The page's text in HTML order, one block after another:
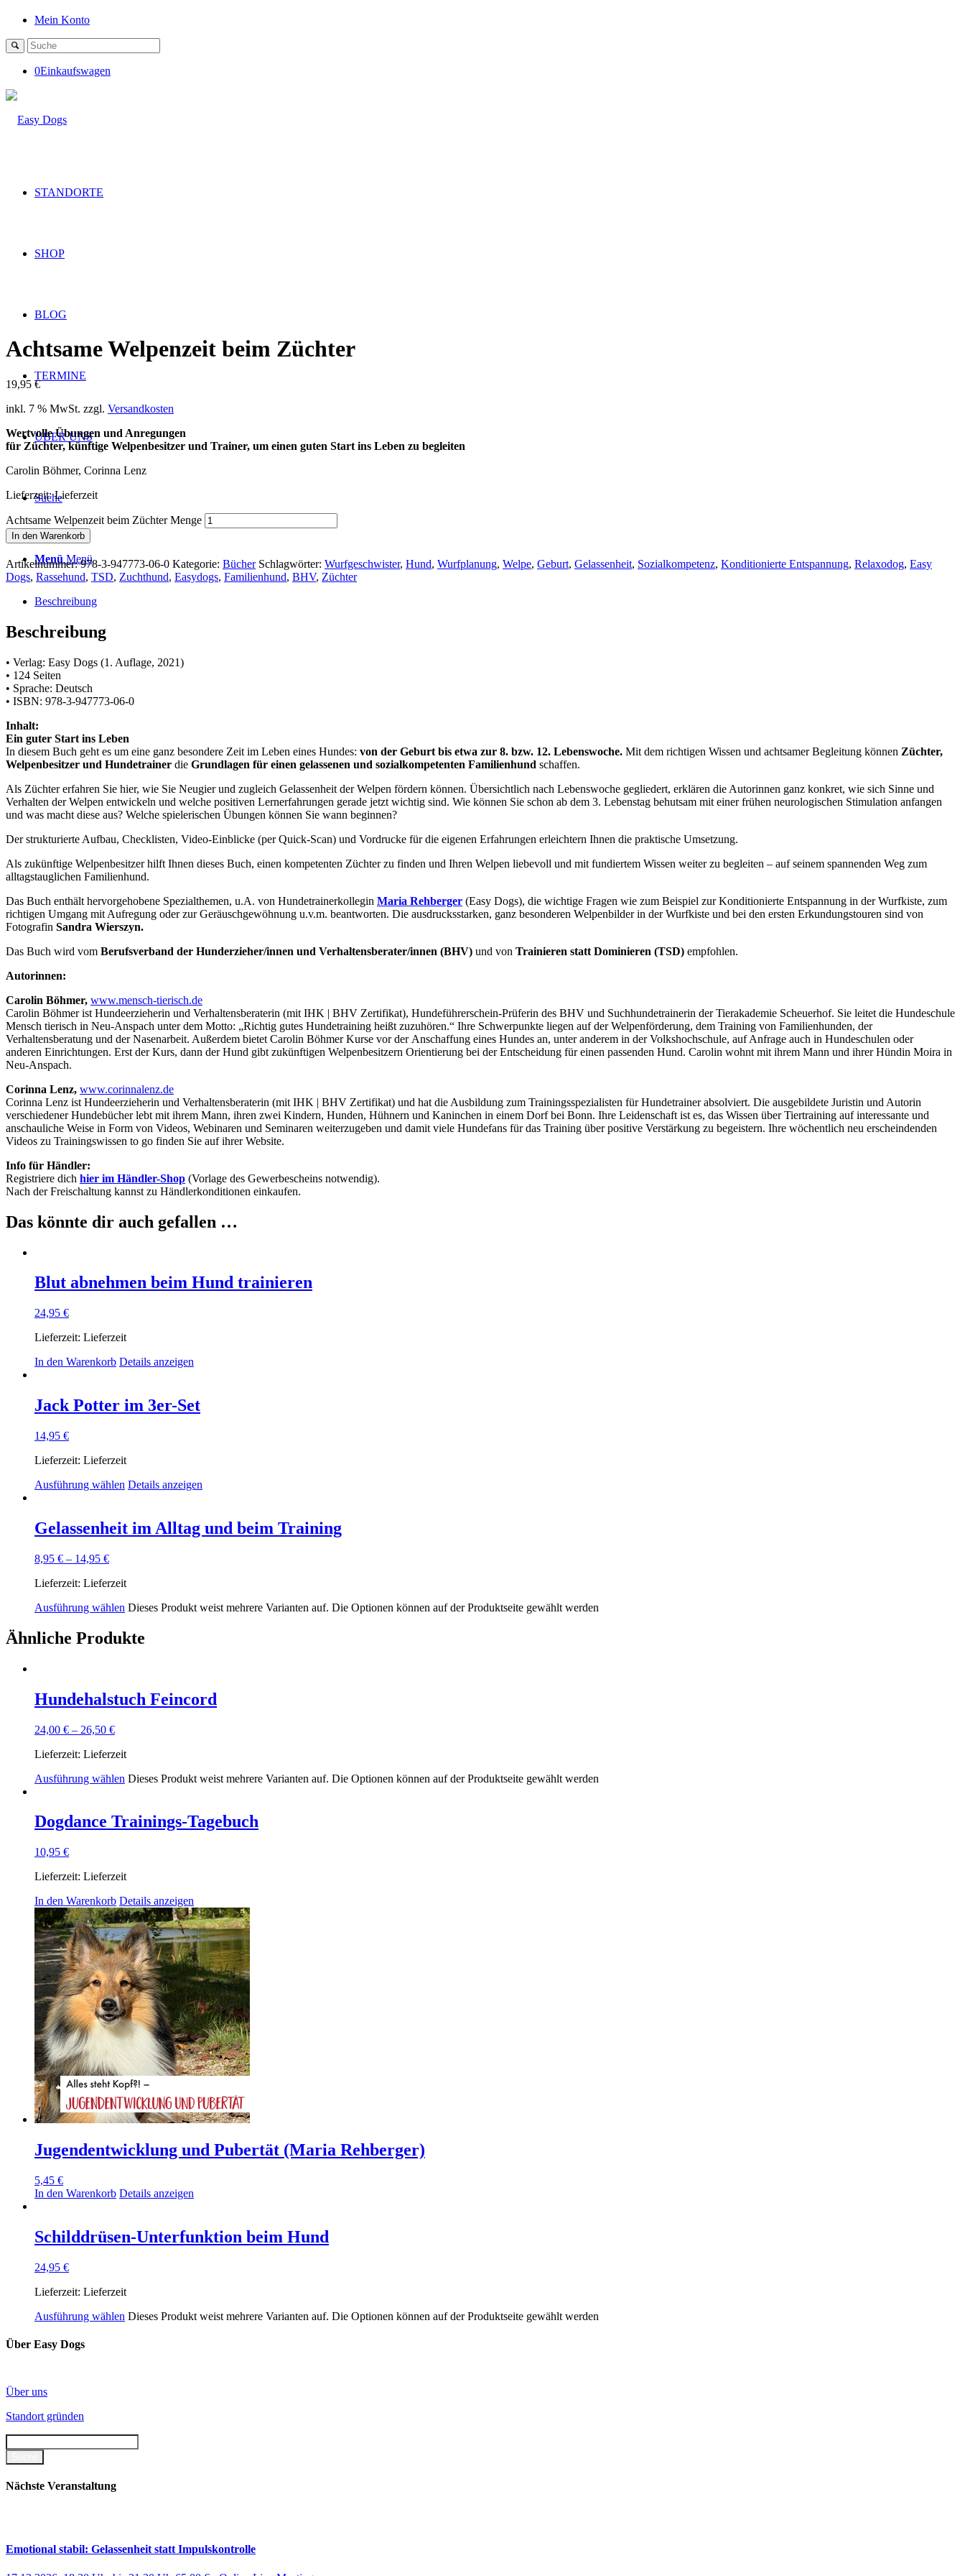
Mein Konto
0Einkaufswagen
STANDORTE
SHOP
BLOG
TERMINE
ÜBER UNS
Suche
Menü Menü
Achtsame Welpenzeit beim Züchter
19,95 €
inkl. 7 % MwSt. zzgl. Versandkosten
Wertvolle Übungen und Anregungen
für Züchter, künftige Welpenbesitzer und Trainer, um einen guten Start ins Leben zu begleiten
Carolin Böhmer, Corinna Lenz
Lieferzeit:Lieferzeit
Achtsame Welpenzeit beim Züchter Menge
In den Warenkorb
Artikelnummer:978-3-947773-06-0 Kategorie: Bücher Schlagwörter: Wurfgeschwister, Hund, Wurfplanung, Welpe, Geburt, Gelassenheit, Sozialkompetenz, Konditionierte Entspannung, Relaxodog, Easy
Dogs, Rassehund, TSD, Zuchthund, Easydogs, Familienhund, BHV, Züchter
Beschreibung
Beschreibung
• Verlag: Easy Dogs (1. Auflage, 2021)
• 124 Seiten
• Sprache: Deutsch
• ISBN: 978-3-947773-06-0
Inhalt:
Ein guter Start ins Leben
In diesem Buch geht es um eine ganz besondere Zeit im Leben eines Hundes: von der Geburt bis etwa zur 8. bzw. 12. Lebenswoche. Mit dem richtigen Wissen und achtsamer Begleitung können Züchter,
Welpenbesitzer und Hundetrainer die Grundlagen für einen gelassenen und sozialkompetenten Familienhund schaffen.
Als Züchter erfahren Sie hier, wie Sie Neugier und zugleich Gelassenheit der Welpen fördern können. Übersichtlich nach Lebenswoche gegliedert, erklären die Autorinnen ganz konkret, wie sich Sinne und
Verhalten der Welpen entwickeln und welche positiven Lernerfahrungen gerade jetzt wichtig sind. Wie können Sie schon ab dem 3. Lebenstag behutsam mit einer frühen neurologischen Stimulation anfangen
und was macht diese aus? Welche spielerischen Übungen können Sie wann beginnen?
Der strukturierte Aufbau, Checklisten, Video-Einblicke (per Quick-Scan) und Vordrucke für die eigenen Erfahrungen erleichtern Ihnen die praktische Umsetzung.
Als zukünftige Welpenbesitzer hilft Ihnen dieses Buch, einen kompetenten Züchter zu finden und Ihren Welpen liebevoll und mit fundiertem Wissen weiter zu begleiten – auf seinem spannenden Weg zum
alltagstauglichen Familienhund.
Das Buch enthält hervorgehobene Spezialthemen, u.A. von Hundetrainerkollegin Maria Rehberger (Easy Dogs), die wichtige Fragen wie zum Beispiel zur Konditionierte Entspannung in der Wurfkiste, zum
richtigen Umgang mit Aufregung oder zur Geräuschgewöhnung u.v.m. beantworten. Die ausdrucksstarken, ganz besonderen Welpenbilder in der Wurfkiste und bei den ersten Erkundungstouren sind von
Fotografin Sandra Wierszyn.
Das Buch wird vom Berufsverband der Hunderzieher/innen und Verhaltensberater/innen (BHV) und von Trainieren statt Dominieren (TSD) empfohlen.
Autorinnen:
Carolin Böhmer, www.mensch-tierisch.de
Carolin Böhmer ist Hundeerzieherin und Verhaltensberaterin (mit IHK | BHV Zertifikat), Hundeführerschein-Prüferin des BHV und Suchhundetrainerin der Tierakademie Scheuerhof. Sie leitet die Hundeschule
Mensch tierisch in Neu-Anspach unter dem Motto: „Richtig gutes Hundetraining heißt zuzuhören.“ Ihre Schwerpunkte liegen auf der Welpenförderung, dem Training von Familienhunden, der
Verhaltensberatung und der Nasenarbeit. Außerdem bietet Carolin Böhmer Kurse vor der Anschaffung eines Hundes an, unter anderem in der Volkshochschule, auf Anfrage auch in Hundeschulen oder
anderen Einrichtungen. Erst der Kurs, dann der Hund gibt zukünftigen Welpenbesitzern Orientierung bei der Entscheidung für einen passenden Hund. Carolin wohnt mit ihrem Mann und ihrer Hündin Moira in
Neu-Anspach.
Corinna Lenz, www.corinnalenz.de
Corinna Lenz ist Hundeerzieherin und Verhaltensberaterin (mit IHK | BHV Zertifikat) und hat die Ausbildung zum Trainingsspezialisten für Hundetrainer absolviert. Die ausgebildete Juristin und Autorin
verschiedener Hundebücher lebt mit ihrem Mann, ihren zwei Kindern, Hunden, Hühnern und Kaninchen in einem Dorf bei Bonn. Ihre Leidenschaft ist es, das Wissen über Tiertraining auf interessante und
anschauliche Weise in Form von Videos, Webinaren und Seminaren weiterzugeben und damit viele Hundefans für das Training über positive Verstärkung zu begeistern. Ihre wöchentlich neu erscheindenden
Videos zu Trainingswissen to go finden Sie auf ihrer Website.
Info für Händler:
Registriere dich hier im Händler-Shop (Vorlage des Gewerbescheins notwendig).
Nach der Freischaltung kannst zu Händlerkonditionen einkaufen.
Das könnte dir auch gefallen …
Blut abnehmen beim Hund trainieren
24,95 €
Lieferzeit: Lieferzeit
In den Warenkorb Details anzeigen
Jack Potter im 3er-Set
14,95 €
Lieferzeit: Lieferzeit
Ausführung wählen Details anzeigen
Gelassenheit im Alltag und beim Training
8,95 € – 14,95 €
Lieferzeit: Lieferzeit
Ausführung wählen Dieses Produkt weist mehrere Varianten auf. Die Optionen können auf der Produktseite gewählt werden
Ähnliche Produkte
Hundehalstuch Feincord
24,00 € – 26,50 €
Lieferzeit: Lieferzeit
Ausführung wählen Dieses Produkt weist mehrere Varianten auf. Die Optionen können auf der Produktseite gewählt werden
Dogdance Trainings-Tagebuch
10,95 €
Lieferzeit: Lieferzeit
In den Warenkorb Details anzeigen
Jugendentwicklung und Pubertät (Maria Rehberger)
5,45 €
In den Warenkorb Details anzeigen
Schilddrüsen-Unterfunktion beim Hund
24,95 €
Lieferzeit: Lieferzeit
Ausführung wählen Dieses Produkt weist mehrere Varianten auf. Die Optionen können auf der Produktseite gewählt werden
Über Easy Dogs
Über uns
Standort gründen
Nächste Veranstaltung
Emotional stabil: Gelassenheit statt Impulskontrolle